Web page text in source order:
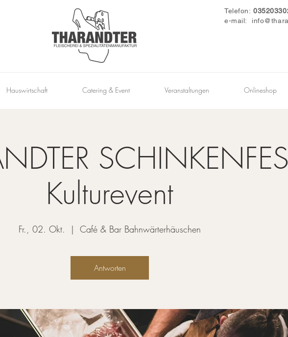
Telefon:
e-mail:
Hauswirtschaft Catering & Event Veranstaltungen Onlineshop
Kulturevent
Fr., 02. Okt.
  |
Café & Bar Bahnwärterhäuschen
Antworten